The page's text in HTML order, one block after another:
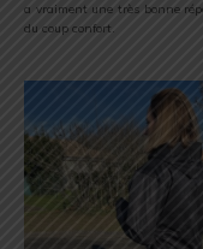
a vraiment une très bonne
du coup confort.